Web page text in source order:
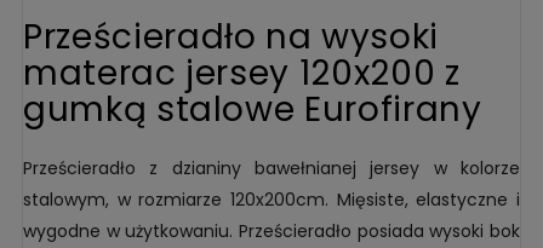
Prześcieradło na wysoki
materac jersey 120x200 z
gumką stalowe Eurofirany
Prześcieradło z dzianiny bawełnianej jersey w kolorze
stalowym, w rozmiarze 120x200cm. Mięsiste, elastyczne i
wygodne w użytkowaniu. Prześcieradło posiada wysoki bok